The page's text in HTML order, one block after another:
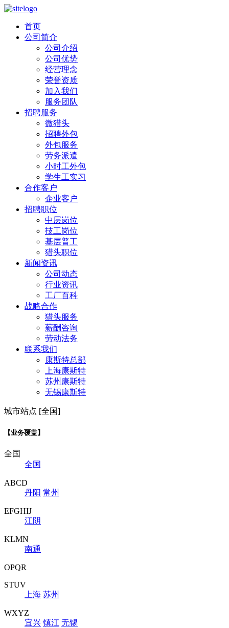
首页
公司简介
公司介绍
公司优势
经营理念
荣誉资质
加入我们
服务团队
招聘服务
微猎头
招聘外包
外包服务
劳务派遣
小时工外包
学生工实习
合作客户
企业客户
招聘职位
中层岗位
技工岗位
基层普工
猎头职位
新闻资讯
公司动态
行业资讯
工厂百科
战略合作
猎头服务
薪酬咨询
劳动法务
联系我们
康斯特总部
上海康斯特
苏州康斯特
无锡康斯特
城市站点 [全国]
【业务覆盖】
全国
全国
ABCD
丹阳 常州
EFGHIJ
江阴
KLMN
南通
OPQR
STUV
上海 苏州
WXYZ
宜兴 镇江 无锡